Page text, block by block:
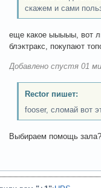
скажем и сами
еще какое ыыыыы, вот
блэктракс, покупают
Добавлено спустя 01
Rector пишет:
fooser, сломай вот
Выбираем помощь зала?